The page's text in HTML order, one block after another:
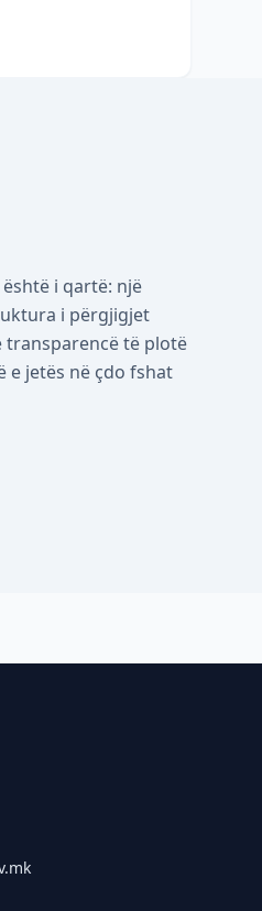
i qartë: një
i përgjigjet
transparencë të plotë
e jetës në çdo fshat